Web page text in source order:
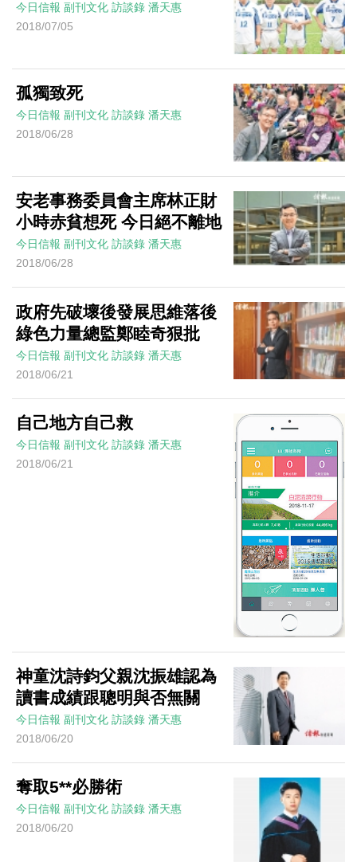
今日信報 副刊文化 訪談錄 潘天惠
2018/07/05
孤獨致死
今日信報 副刊文化 訪談錄 潘天惠
2018/06/28
安老事務委員會主席林正財
小時赤貧想死 今日絕不離地
今日信報 副刊文化 訪談錄 潘天惠
2018/06/28
政府先破壞後發展思維落後
綠色力量總監鄭睦奇狠批
今日信報 副刊文化 訪談錄 潘天惠
2018/06/21
自己地方自己救
今日信報 副刊文化 訪談錄 潘天惠
2018/06/21
神童沈詩鈞父親沈振雄認為
讀書成績跟聰明與否無關
今日信報 副刊文化 訪談錄 潘天惠
2018/06/20
奪取5**必勝術
今日信報 副刊文化 訪談錄 潘天惠
2018/06/20